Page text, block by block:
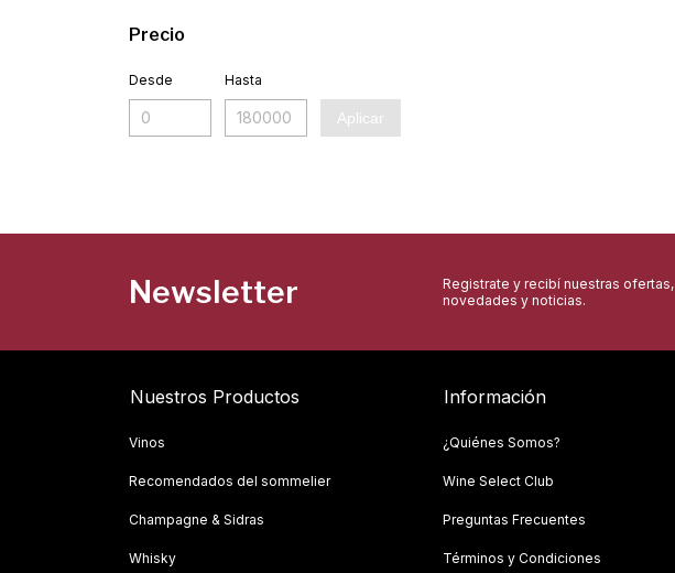
Precio
Desde Hasta
Aplicar
Newsletter
Registrate y recibí nuestras ofertas,
novedades y noticias.
Nuestros Productos
Vinos
Recomendados del sommelier
Champagne & Sidras
Whisky
Información
¿Quiénes Somos?
Wine Select Club
Preguntas Frecuentes
Términos y Condiciones